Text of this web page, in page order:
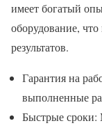
имеет богатый
оборудование,
результатов.
Гарантия на
выполненные
Быстрые сроки: